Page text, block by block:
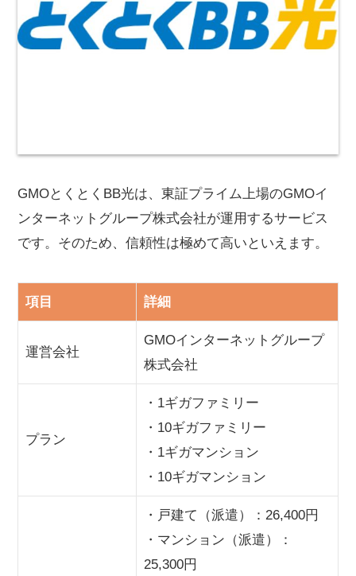
GMOとくとくBB光は、東証プライム上場のGMOイ
ンターネットグループ株式会社が運用するサービス
です。そのため、信頼性は極めて高いといえます。
項目 詳細
運営会社
GMOインターネットグループ
株式会社
プラン
・1ギガファミリー
・10ギガファミリー
・1ギガマンション
・10ギガマンション
・戸建て（派遣）：26,400円
・マンション（派遣）：
25,300円